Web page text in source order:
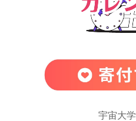
宇宙大